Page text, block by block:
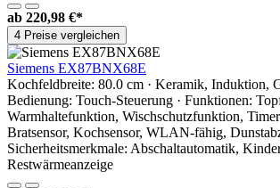
ab 220,98 €*
4 Preise vergleichen
Siemens EX87BNX68E
Kochfeldbreite: 80.0 cm · Keramik, Induktion,
Bedienung: Touch-Steuerung · Funktionen:
Warmhaltefunktion, Wischschutzfunktion,
Bratsensor, Kochsensor, WLAN-fähig,
Sicherheitsmerkmale: Abschaltautomatik,
Restwärmeanzeige